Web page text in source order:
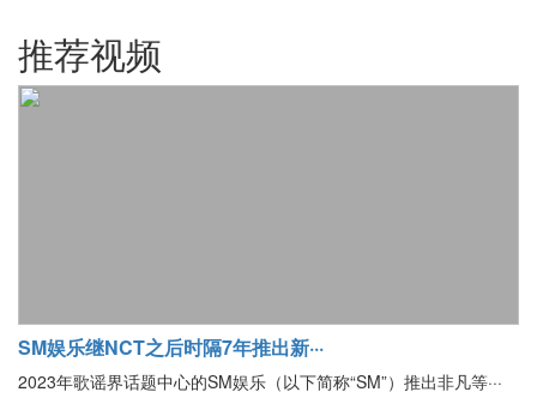
推荐视频
SM娱乐继NCT之后时隔7年推出新···
2023年歌谣界话题中心的SM娱乐（以下简称“SM”）推出非凡等···